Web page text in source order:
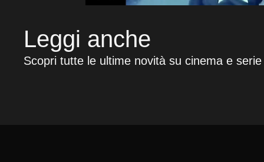
Leggi anche
Scopri tutte le ultime novità su cinema e serie